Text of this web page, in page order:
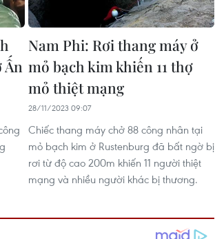
Ấn
Nam Phi: Rơi thang máy ở
mỏ bạch kim khiến 11 thợ
mỏ thiệt mạng
28/11/2023 09:07
Chiếc thang máy chở 88 công nhân tại
mỏ bạch kim ở Rustenburg đã bất ngờ bị
rơi từ độ cao 200m khiến 11 người thiệt
mạng và nhiều người khác bị thương.